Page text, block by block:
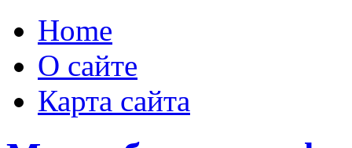
Home
О сайте
Карта сайта